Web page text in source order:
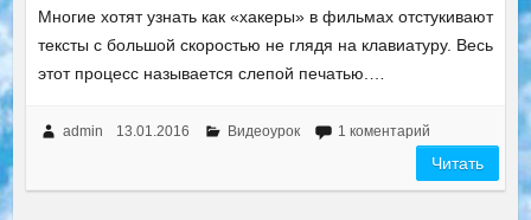
Многие хотят узнать как «хакеры» в фильмах отстукивают
тексты с большой скоростью не глядя на клавиатуру. Весь
этот процесс называется слепой печатью.…
admin 13.01.2016 Видеоурок 1 коментарий
Читать